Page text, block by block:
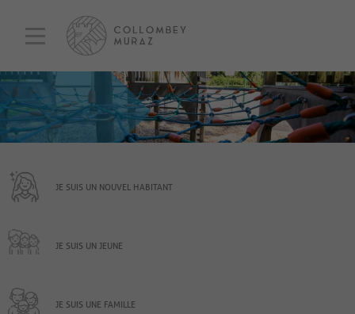
JE SUIS UN NOUVEL HABITANT
JE SUIS UN JEUNE
JE SUIS UNE FAMILLE